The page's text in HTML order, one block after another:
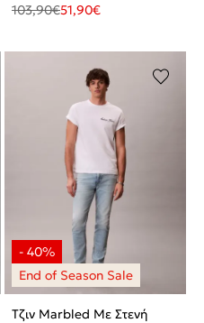
103,90€51,90€
Τζιν Marbled Με Στενή